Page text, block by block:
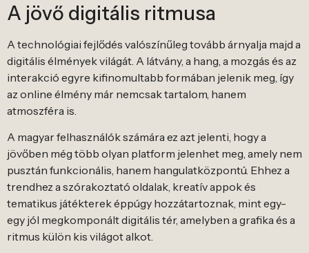
A jövő digitális ritmusa
A technológiai fejlődés valószínűleg tovább árnyalja majd a
digitális élmények világát. A látvány, a hang, a mozgás és az
interakció egyre kifinomultabb formában jelenik meg, így
az online élmény már nemcsak tartalom, hanem
atmoszféra is.
A magyar felhasználók számára ez azt jelenti, hogy a
jövőben még több olyan platform jelenhet meg, amely nem
pusztán funkcionális, hanem hangulatközpontú. Ehhez a
trendhez a szórakoztató oldalak, kreatív appok és
tematikus játékterek éppúgy hozzátartoznak, mint egy-
egy jól megkomponált digitális tér, amelyben a grafika és a
ritmus külön kis világot alkot.